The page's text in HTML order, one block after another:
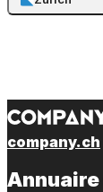
company.ch
Annuaire